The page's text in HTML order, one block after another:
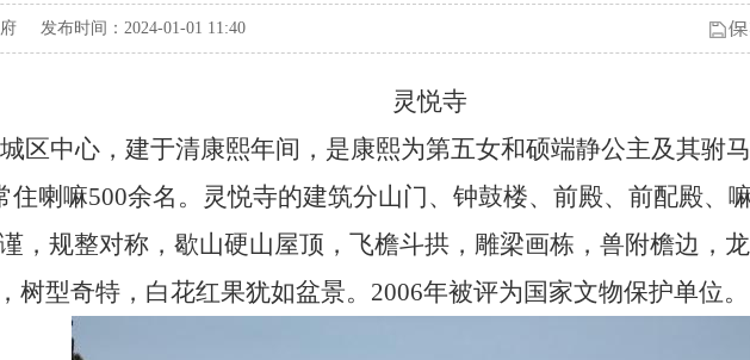
府 发布时间：2024-01-01 11:40
灵悦寺
区中心，建于清康熙年间，是康熙为第五女和硕端静公主及其驸
住喇嘛500余名。灵悦寺的建筑分山门、钟鼓楼、前殿、前配殿、
，规整对称，歇山硬山屋顶，飞檐斗拱，雕梁画栋，兽附檐边，
树型奇特，白花红果犹如盆景。2006年被评为国家文物保护单位。